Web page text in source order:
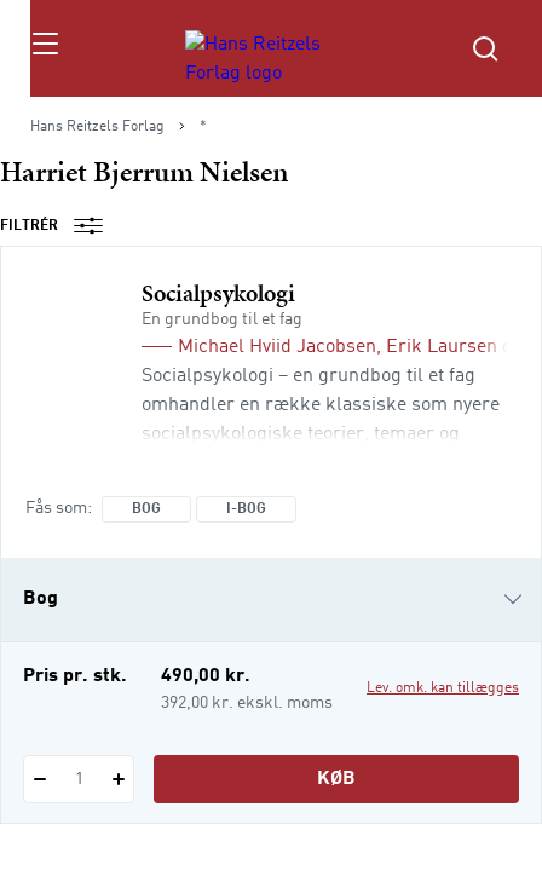
Søg
Hans Reitzels Forlag *
Harriet Bjerrum Nielsen
FILTRÉR
Socialpsykologi
En grundbog til et fag
Michael Hviid Jacobsen, Erik Laursen og
Socialpsykologi – en grundbog til et fag
omhandler en række klassiske som nyere
socialpsykologiske teorier, temaer og
forstå og forklare samspille
Fås som BOG I-BOG
Bog
i-bog
Pris pr. stk. 490,00 kr.
392,00 kr. ekskl. moms
Lev. omk. kan tillægges
1 KØB